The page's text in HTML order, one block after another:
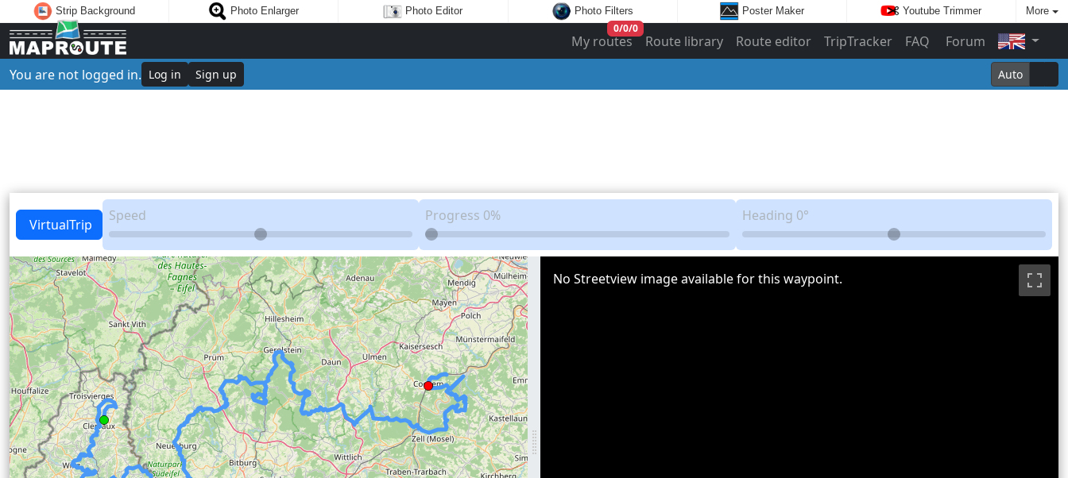
Strip Background Photo Enlarger Photo Editor Photo Filters Poster Maker Youtube Trimmer More
My routes
0/0/0
Route library Route editor TripTracker FAQ
Forum
You are not logged in. Log in Sign up Auto
VirtualTrip
Speed Progress 0% Heading 0°
No Streetview image available for this waypoint.